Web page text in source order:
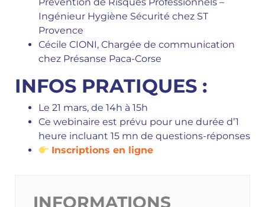
Ingénieur Hygiène Sécurité chez ST
Provence
Cécile CIONI, Chargée de communication
chez Présanse Paca-Corse
INFOS PRATIQUES :
Le 21 mars, de 14h à 15h
Ce webinaire est prévu pour une durée d’1
heure incluant 15 mn de questions-réponses
Inscriptions en ligne
INFORMATIONS